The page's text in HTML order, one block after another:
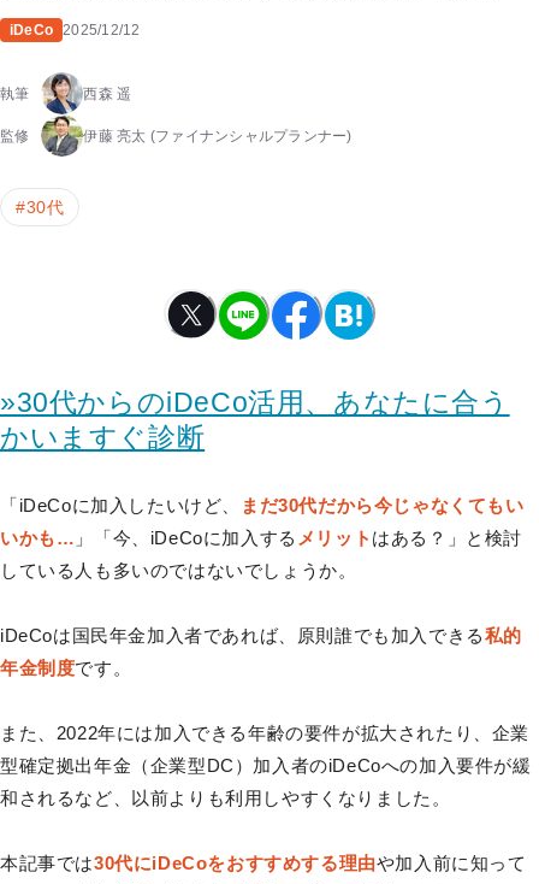
iDeCo 2025/12/12
執筆 西森 遥
監修 伊藤 亮太 (ファイナンシャルプランナー)
#30代
»30代からのiDeCo活用、あなたに合う
かいますぐ診断
「iDeCoに加入したいけど、
まだ30代だから今じゃなくてもい
いかも… 」「今、iDeCoに加入する メリット はある？」と検討
している人も多いのではないでしょうか。
iDeCoは国民年金加入者であれば、原則誰でも加入できる私的
年金制度です。
また、2022年には加入できる年齢の要件が拡大されたり、企業
型確定拠出年金（企業型DC）加入者のiDeCoへの加入要件が緩
和されるなど、以前よりも利用しやすくなりました。
本記事では30代にiDeCoをおすすめする理由や加入前に知って